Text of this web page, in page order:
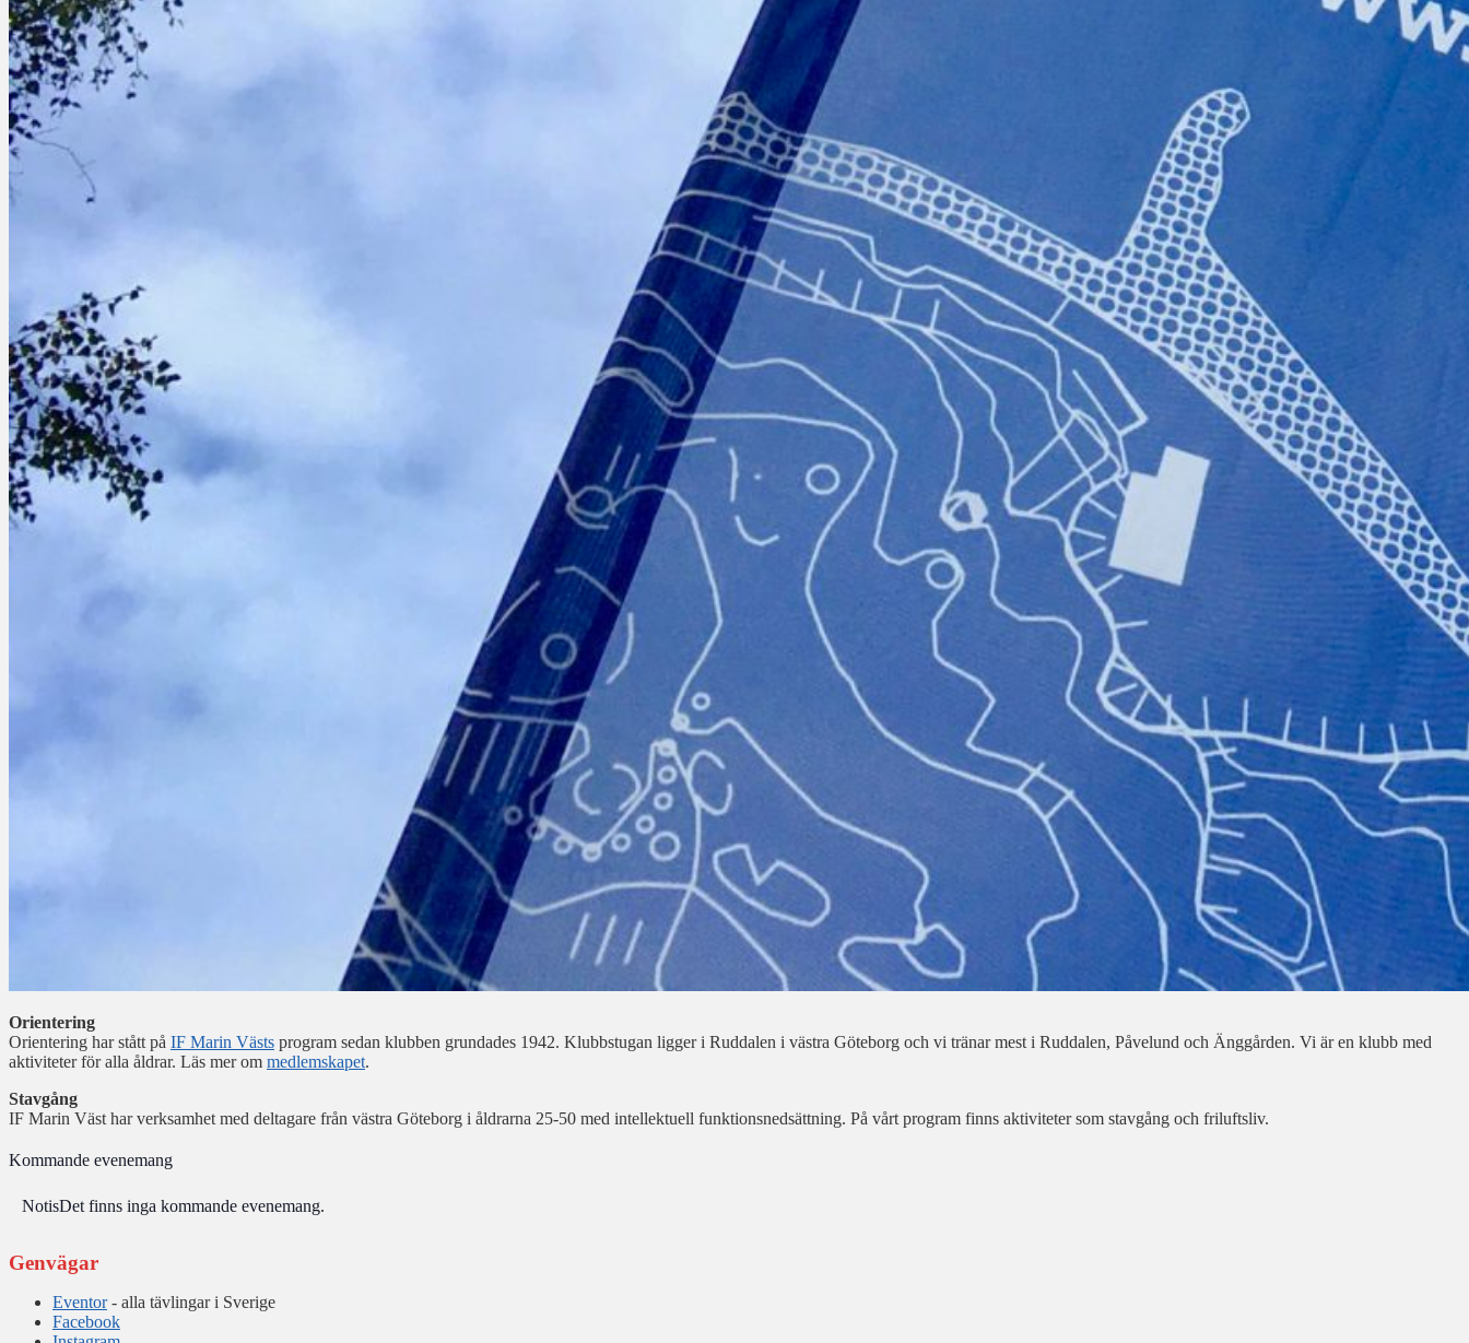
Orientering
Orientering har stått på IF Marin Västs program sedan klubben grundades 1942. Klubbstugan ligger i Ruddalen i västra Göteborg och vi tränar mest i Ruddalen, Påvelund och Änggården. Vi är en klubb med
aktiviteter för alla åldrar. Läs mer om medlemskapet.
Stavgång
IF Marin Väst har verksamhet med deltagare från västra Göteborg i åldrarna 25-50 med intellektuell funktionsnedsättning. På vårt program finns aktiviteter som stavgång och friluftsliv.
Kommande evenemang
NotisDet finns inga kommande evenemang.
Genvägar
Eventor- alla tävlingar i Sverige
Facebook